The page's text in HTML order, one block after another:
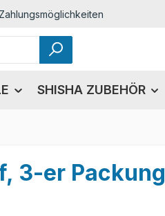
SHISHA ZUBEHÖR
3-er Packung